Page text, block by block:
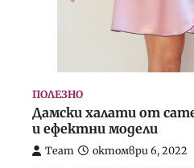
ПОЛЕЗНО
Дамски халати от
и ефектни модели
Team октомври 6, 2022